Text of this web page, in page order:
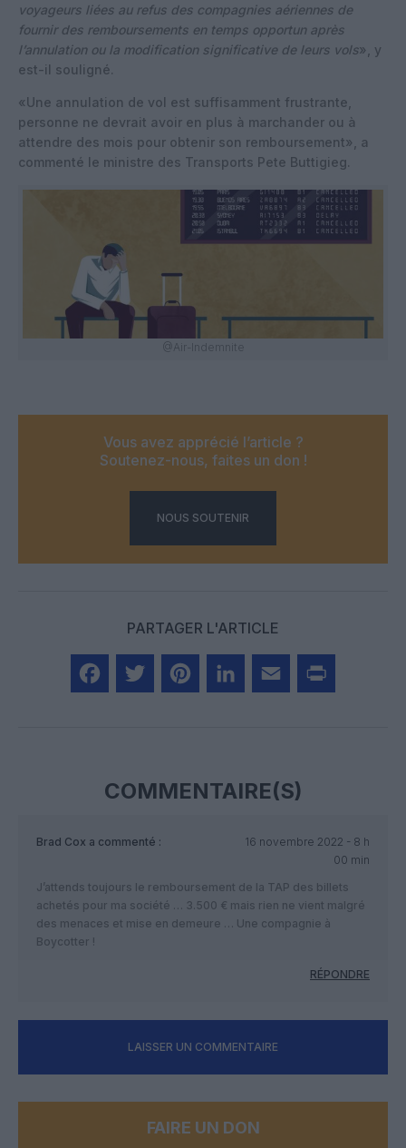
voyageurs liées au refus des compagnies aériennes de
fournir des remboursements en temps opportun après
l’annulation ou la modification significative de leurs vols», y
est-il souligné.
«Une annulation de vol est suffisamment frustrante,
personne ne devrait avoir en plus à marchander ou à
attendre des mois pour obtenir son remboursement», a
commenté le ministre des Transports Pete Buttigieg.
@Air-Indemnite
Vous avez apprécié l’article ?
Soutenez-nous, faites un don !
NOUS SOUTENIR
PARTAGER L'ARTICLE
COMMENTAIRE(S)
Brad Cox a commenté :
16 novembre 2022 - 8 h
00 min
J’attends toujours le remboursement de la TAP des billets
achetés pour ma société … 3.500 € mais rien ne vient malgré
des menaces et mise en demeure … Une compagnie à
Boycotter !
RÉPONDRE
LAISSER UN COMMENTAIRE
FAIRE UN DON